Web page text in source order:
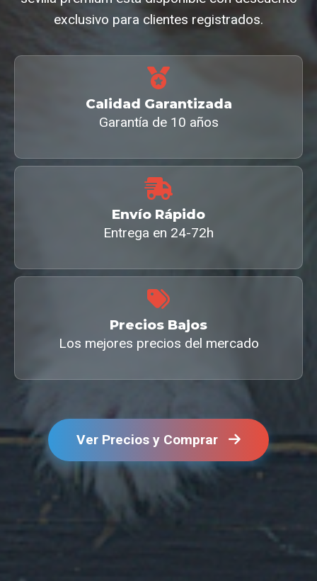
exclusivo para clientes registrados.
Calidad Garantizada
Garantía de 10 años
Envío Rápido
Entrega en 24-72h
Precios Bajos
Los mejores precios del mercado
Ver Precios y Comprar